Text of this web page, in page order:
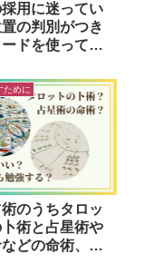
用に迷ってい
の判別がつき
ドを使ってい
る理由
ために
のうちタロッ
卜術と占星術や
どの命術、ど